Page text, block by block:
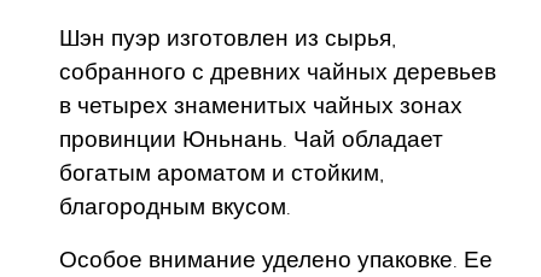
Шэн пуэр изготовлен из сырья,
собранного с древних чайных деревьев
в четырех знаменитых чайных зонах
провинции Юньнань. Чай обладает
богатым ароматом и стойким,
благородным вкусом.
Особое внимание уделено упаковке. Ее